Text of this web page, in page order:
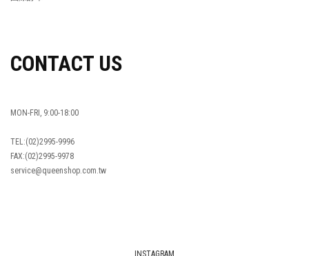
CONTACT US
MON-FRI, 9:00-18:00
TEL:(02)2995-9996
FAX:(02)2995-9978
service@queenshop.com.tw
INSTAGRAM